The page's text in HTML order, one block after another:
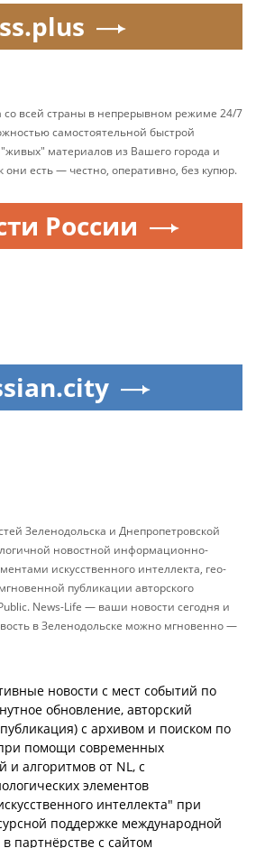
со всей страны в непрерывном режиме 24/7
самостоятельной быстрой
материалов из Вашего города и
они есть — честно, оперативно, без купюр.
России
Зеленодольска и Днепропетровской
новостной информационно-
искусственного интеллекта, гео-
публикации авторского
News-Life — ваши новости сегодня и
в Зеленодольске можно мгновенно —
новости с мест событий по
обновление, авторский
с архивом и поиском по
помощи современных
алгоритмов от NL, с
элементов
интеллекта" при
поддержке международной
в партнёрстве с сайтом